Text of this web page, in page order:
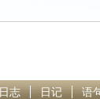
志 日记 语